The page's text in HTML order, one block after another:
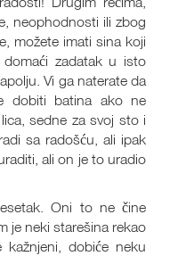
neophodnosti ili zbog
možete imati sina koji
zadatak u isto
Vi ga naterate da
dobiti batina ako ne
sedne za svoj sto i
sa radošću, ali ipak
ali on je to uradio
Oni to ne čine
je neki starešina rekao
dobiće neku